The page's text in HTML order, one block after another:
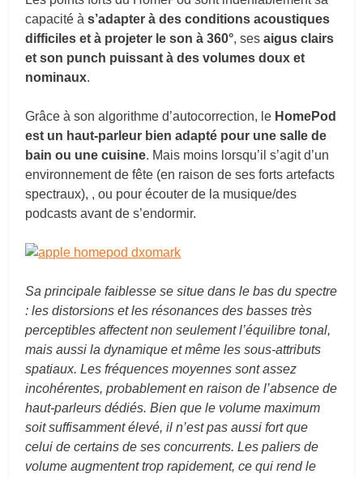
capacité às’adapter à des conditions acoustiques
difficiles et à projeter le son à 360°, sesaigus clairs
et son punch puissant à des volumes doux et
nominaux.
Grâce à son algorithme d’autocorrection, le HomePod
est un haut-parleur bien adapté pour une salle de
bain ou une cuisine. Mais moins lorsqu’il s’agit d’un
environnement de fête (en raison de ses forts artefacts
spectraux), , ou pour écouter de la musique/des
podcasts avant de s’endormir.
Sa principale faiblesse se situe dans le bas du spectre
: les distorsions et les résonances des basses très
perceptibles affectent non seulement l’équilibre tonal,
mais aussi la dynamique et même les sous-attributs
spatiaux. Les fréquences moyennes sont assez
incohérentes, probablement en raison de l’absence de
haut-parleurs dédiés. Bien que le volume maximum
soit suffisamment élevé, il n’est pas aussi fort que
celui de certains de ses concurrents. Les paliers de
volume augmentent trop rapidement, ce qui rend le